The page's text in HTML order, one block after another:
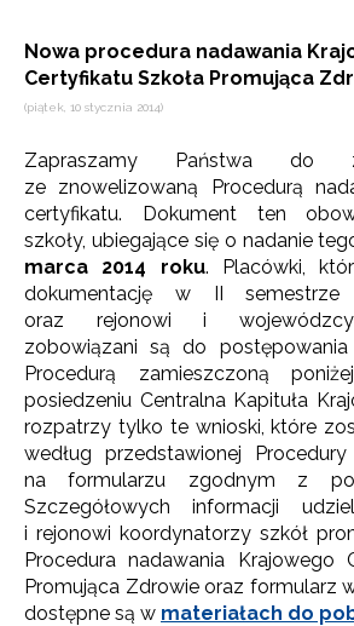
Nowa procedura nadawania
Certyfikatu Szkoła Promująca
(piątek, 10 stycznia 2014)
Zapraszamy Państwa do
ze znowelizowaną Procedurą
certyfikatu. Dokument ten
szkoły, ubiegające się o nadanie
marca 2014 roku. Placówki,
dokumentację w II semestrze
oraz rejonowi i wojewódzcy
zobowiązani są do
Procedurą zamieszczoną
posiedzeniu Centralna Kapituła
rozpatrzy tylko te wnioski, które
według przedstawionej
na formularzu zgodnym z
Szczegółowych informacji
i rejonowi koordynatorzy szkół
Procedura nadawania Krajowego
Promująca Zdrowie oraz formularz
dostępne są w materiałach do